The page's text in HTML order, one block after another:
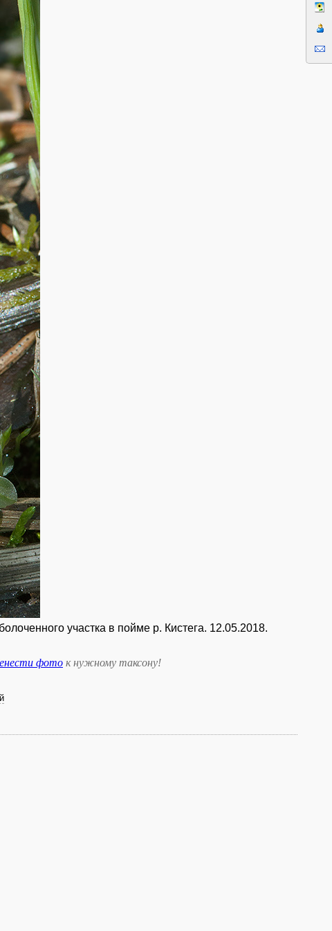
участка в пойме р. Кистега. 12.05.2018.
фото к нужному таксону!